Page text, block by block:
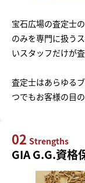
宝石広場の査定士
のみを専門に扱う
いスタッフだけが
査定士はあらゆる
つでもお客様の目
02 Strengths
GIA G.G.資格